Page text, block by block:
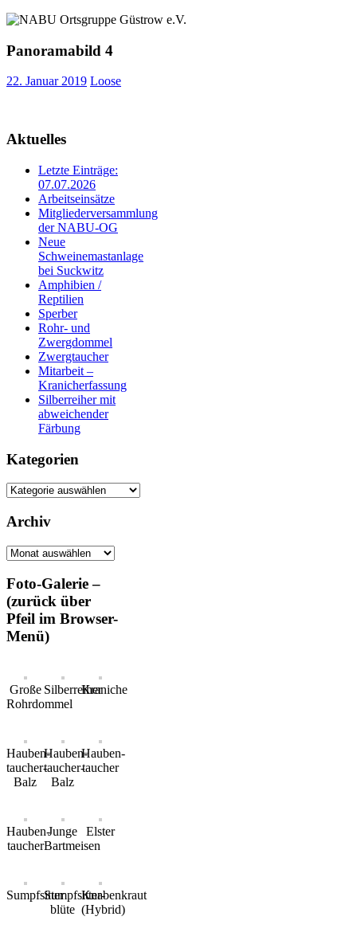
Panoramabild 4
22. Januar 2019 Loose
Aktuelles
Letzte Einträge:
07.07.2026
Arbeitseinsätze
Mitgliederversammlung
der NABU-OG
Neue
Schweinemastanlage
bei Suckwitz
Amphibien /
Reptilien
Sperber
Rohr- und
Zwergdommel
Zwergtaucher
Mitarbeit –
Kranicherfassung
Silberreiher mit
abweichender
Färbung
Kategorien
Kategorien
Archiv
Archiv
Foto-Galerie –
(zurück über
Pfeil im Browser-
Menü)
Große
Rohrdommel
SilberreiherKraniche
Hauben-
taucher-
Balz
Hauben-
taucher-
Balz
Hauben-
taucher
Hauben-
taucher
Junge
Bartmeisen
Elster
SumpfsitterSumpfsitter-
blüte
Knabenkraut
(Hybrid)